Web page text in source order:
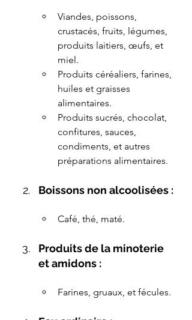
Viandes, poissons,
crustacés, fruits, légumes,
produits laitiers, œufs, et
miel.
Produits céréaliers, farines,
huiles et graisses
alimentaires.
Produits sucrés, chocolat,
confitures, sauces,
condiments, et autres
préparations alimentaires.
Boissons non alcoolisées :
Café, thé, maté.
Produits de la minoterie
et amidons :
Farines, gruaux, et fécules.